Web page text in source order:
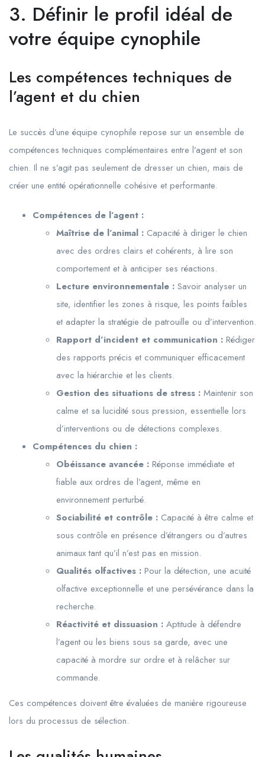
3. Définir le profil idéal de
votre équipe cynophile
Les compétences techniques de
l’agent et du chien
Le succès d’une équipe cynophile repose sur un ensemble de
compétences techniques complémentaires entre l’agent et son
chien. Il ne s’agit pas seulement de dresser un chien, mais de
créer une entité opérationnelle cohésive et performante.
Compétences de l’agent :
Maîtrise de l’animal : Capacité à diriger le chien
avec des ordres clairs et cohérents, à lire son
comportement et à anticiper ses réactions.
Lecture environnementale : Savoir analyser un
site, identifier les zones à risque, les points faibles
et adapter la stratégie de patrouille ou d’intervention.
Rapport d’incident et communication : Rédiger
des rapports précis et communiquer efficacement
avec la hiérarchie et les clients.
Gestion des situations de stress : Maintenir son
calme et sa lucidité sous pression, essentielle lors
d’interventions ou de détections complexes.
Compétences du chien :
Obéissance avancée : Réponse immédiate et
fiable aux ordres de l’agent, même en
environnement perturbé.
Sociabilité et contrôle : Capacité à être calme et
sous contrôle en présence d’étrangers ou d’autres
animaux tant qu’il n’est pas en mission.
Qualités olfactives : Pour la détection, une acuité
olfactive exceptionnelle et une persévérance dans la
recherche.
Réactivité et dissuasion : Aptitude à défendre
l’agent ou les biens sous sa garde, avec une
capacité à mordre sur ordre et à relâcher sur
commande.
Ces compétences doivent être évaluées de manière rigoureuse
lors du processus de sélection.